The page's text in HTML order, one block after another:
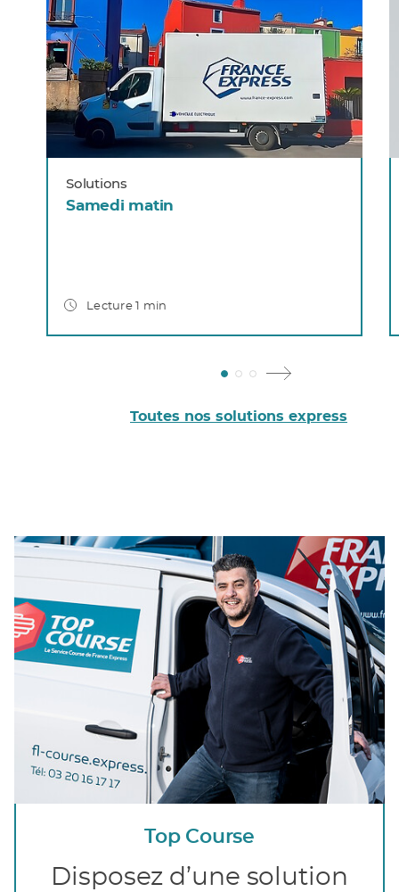
Solutions
Samedi matin
Lecture 1 min
Toutes nos solutions express
Top Course
Disposez d’une solution